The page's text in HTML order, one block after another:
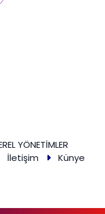
YÖNETİMLER
İletişim
Künye